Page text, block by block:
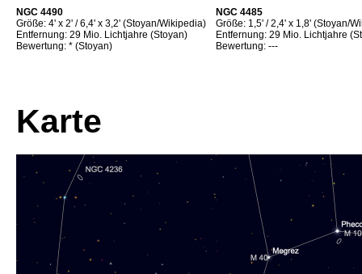
NGC 4490
NGC 4485
Größe: 4' x 2' / 6,4' x 3,2' (Stoyan/Wikipedia)
Entfernung: 29 Mio. Lichtjahre (Stoyan)
Bewertung: * (Stoyan)
Größe: 1,5' / 2,4' x 1,8' (Stoyan/
Entfernung: 29 Mio. Lichtjahre
Bewertung: ---
Karte